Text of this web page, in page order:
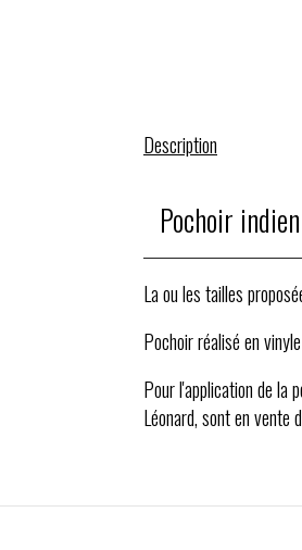
Description
Pochoir indien
La ou les tailles
Pochoir réalisé en
Pour l'application de la
Léonard, sont en vente